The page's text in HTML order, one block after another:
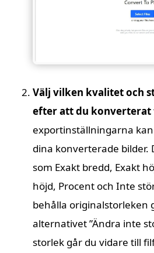
Välj vilken kvalitet och
efter att du konverterat
exportinställningarna
dina konverterade
som Exakt bredd, Exakt
höjd, Procent och Inte
behålla originalstorleken
alternativet ”Ändra inte
storlek går du vidare till